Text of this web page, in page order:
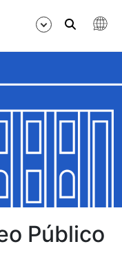
Público